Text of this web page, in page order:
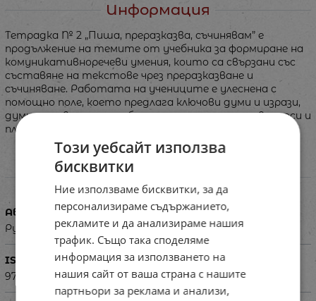
Информация
Тетрадка № 2 „Пиша, преразказва, съчинявам” е
продължение на темите от учебника за формиране на
комуникативноречеви умения, които са свързани със
съставяне на текстове чрез преразказване и
съчиняване. Работата на учениците е улеснена с
помощно поле, което предлага ключови думи и изрази,
думи с правописни особености, подпомагащи въпроси и
план за работа.
Характеристики
Автор
Румяна Танкова
ISBN
9789540135656
Този уебсайт използва
бисквитки
Ние използваме бисквитки, за да
персонализираме съдържанието,
рекламите и да анализираме нашия
трафик. Също така споделяме
информация за използването на
нашия сайт от ваша страна с нашите
партньори за реклама и анализи,